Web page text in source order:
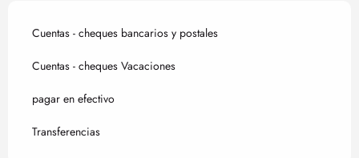
Cuentas - cheques bancarios y postales
Cuentas - cheques Vacaciones
pagar en efectivo
Transferencias